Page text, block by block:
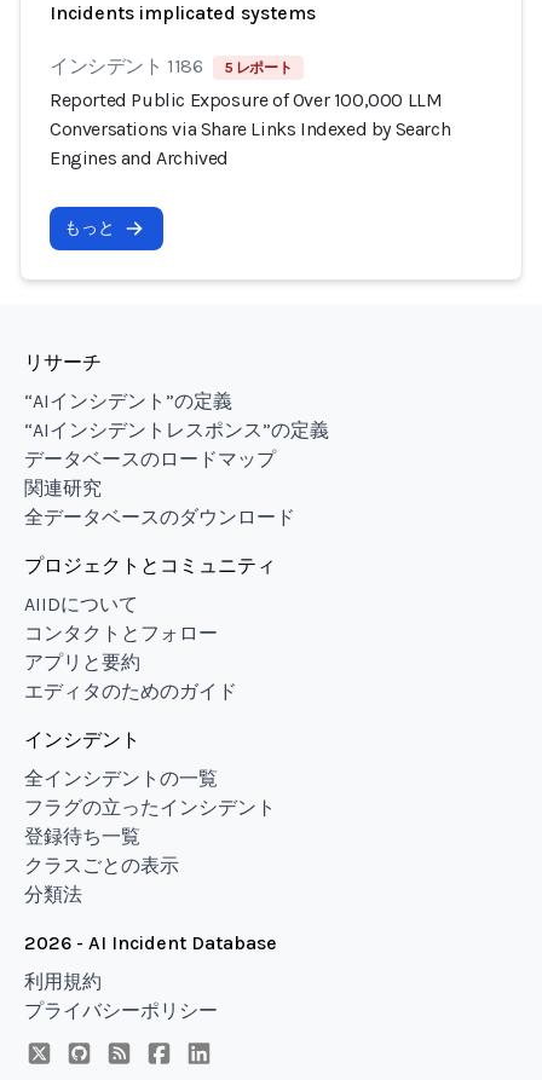
Incidents implicated systems
インシデント 1186 5 レポート
Reported Public Exposure of Over 100,000 LLM
Conversations via Share Links Indexed by Search
Engines and Archived
もっと
リサーチ
“AIインシデント”の定義
“AIインシデントレスポンス”の定義
データベースのロードマップ
関連研究
全データベースのダウンロード
プロジェクトとコミュニティ
AIIDについて
コンタクトとフォロー
アプリと要約
エディタのためのガイド
インシデント
全インシデントの一覧
フラグの立ったインシデント
登録待ち一覧
クラスごとの表示
分類法
2026 - AI Incident Database
利用規約
プライバシーポリシー